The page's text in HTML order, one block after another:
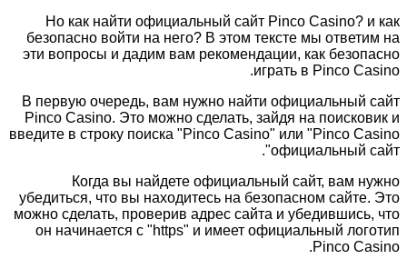
Но как найти официальный сайт Pinco Casino? и как
безопасно войти на него? В этом тексте мы ответим на
эти вопросы и дадим вам рекомендации, как безопасно
играть в Pinco Casino.
В первую очередь, вам нужно найти официальный сайт
Pinco Casino. Это можно сделать, зайдя на поисковик и
введите в строку поиска "Pinco Casino" или "Pinco Casino
официальный сайт".
Когда вы найдете официальный сайт, вам нужно
убедиться, что вы находитесь на безопасном сайте. Это
можно сделать, проверив адрес сайта и убедившись, что
он начинается с "https" и имеет официальный логотип
Pinco Casino.